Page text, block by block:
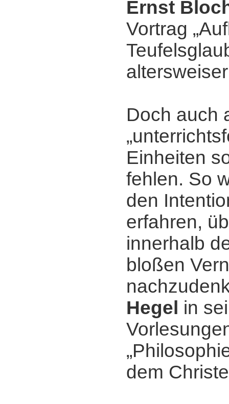
Ernst
Vortrag
Doch auch
Einheiten
fehlen. So
den
erfahren,
innerhalb
bloßen
Hegel in
dem